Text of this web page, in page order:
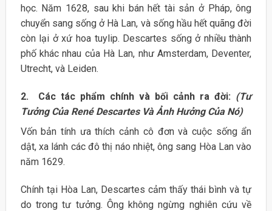
học. Năm 1628, sau khi bán hết tài sản ở Pháp, ông
chuyển sang sống ở Hà Lan, và sống hầu hết quãng đời
còn lại ở xứ hoa tuylip. Descartes sống ở nhiều thành
phố khác nhau của Hà Lan, như Amsterdam, Deventer,
Utrecht, và Leiden.
2. Các tác phẩm chính và bối cảnh ra đời: (Tư
Tưởng Của René Descartes Và Ảnh Hưởng Của Nó)
Vốn bản tính ưa thích cảnh cô đơn và cuộc sống ẩn
dật, xa lánh các đô thị náo nhiệt, ông sang Hòa Lan vào
năm 1629.
Chính tại Hòa Lan, Descartes cảm thấy thái bình và tự
do trong tư tưởng. Ông không ngừng nghiên cứu về